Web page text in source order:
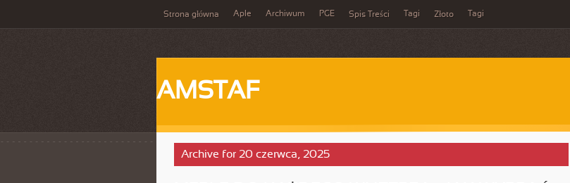
Strona główna Aple Archiwum PGE Spis Treści Tagi Złoto Tagi
AMSTAF
Archive for 20 czerwca, 2025